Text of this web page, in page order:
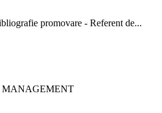
promovare - Referent de...
MANAGEMENT